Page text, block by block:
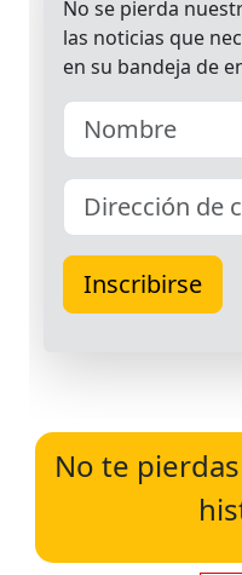
No te